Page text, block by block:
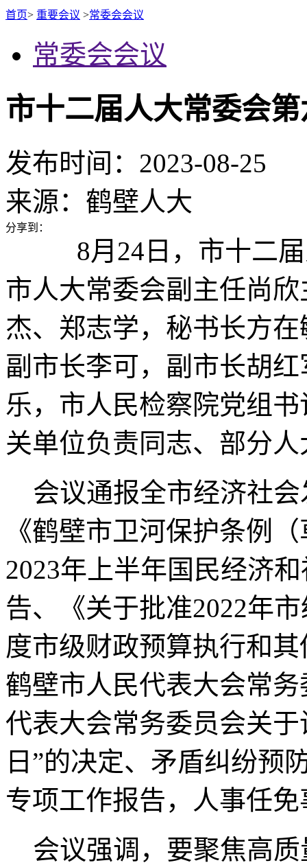
首页> 重要会议 >常委会会议
常委会会议
市十二届人大常委会
发布时间：2023-08-25
来源： 鹤壁人大
分享到：
8月24日，市十二
市人大常委会副主任尚
杰、郑志学，秘书长方
副市长李可，副市长胡
乐，市人民检察院党组
关单位负责同志、部分
会议通报全市经济社会
《鹤壁市卫河保护条例
2023年上半年国民经济
告、《关于批准2022年
度市级财政预算执行和
鹤壁市人民代表大会常
代表大会常务委员会关
日”的决定、矛盾纠纷预
专项工作报告，人事任免
会议强调，要聚焦高质